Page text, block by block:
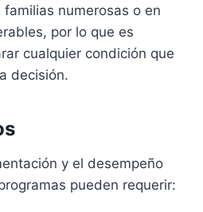
numerosas o en
por lo que es
cualquier condición que
decisión.
y el desempeño
pueden requerir: